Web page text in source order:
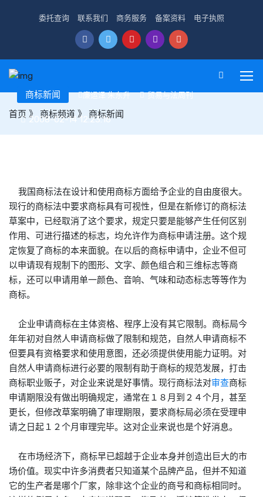
委托查询 联系我们 商务服务 备案资料 电子执照
首页 》 商标频道》 商标新闻
商标新闻 廉运泽 朱东升 贸易与法周刊
2008-02-14 12:23:16
我国商标法在设计和使用商标方面给予企业的自由度很大。
现行的商标法中要求商标具有可视性，但是在新修订的商标法
草案中，已经取消了这个要求，规定只要是能够产生任何区别
作用、可进行描述的标志，均允许作为商标申请注册。这个规
定恢复了商标的本来面貌。在以后的商标申请中，企业不但可
以申请现有规制下的图形、文字、颜色组合和三维标志等商
标，还可以申请用单一颜色、音响、气味和动态标志等等作为
商标。
企业申请商标在主体资格、程序上没有其它限制。 商标局今
年年初对自然人申请商标做了限制和规范，自然人申请商标不
但要具有资格要求和使用意图，还必须提供使用能力证明。对
自然人申请商标进行必要的限制有助于商标的规范发展，打击
商标职业贩子，对企业来说是好事情。现行商标法对审查商标
申请期限没有做出明确规定，通常在１８月到２４个月，甚至
更长，但修改草案明确了审理期限，要求商标局必须在受理申
请之日起１２个月审理完毕。这对企业来说也是个好消息。
在市场经济下， 商标早已超越于企业本身并创造出巨大的市
场价值。现实中许多消费者只知道某个品牌产品，但并不知道
它的生产者是哪个厂家，除非这个企业的商号和商标相同时。